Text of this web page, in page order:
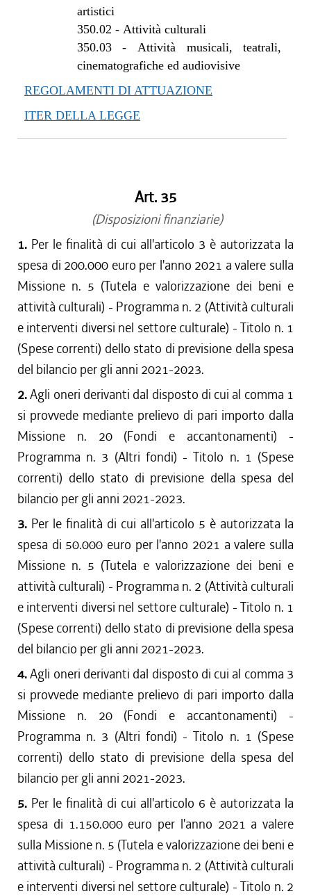
artistici
350.02 - Attività culturali
350.03-Attività musicali, teatrali,
cinematografiche ed audiovisive
REGOLAMENTI DI ATTUAZIONE
ITER DELLA LEGGE
Art. 35
(Disposizioni finanziarie)
1. Per le finalità di cui all'articolo 3 è autorizzata la
spesa di 200.000 euro per l'anno 2021 a valere sulla
Missione n. 5 (Tutela e valorizzazione dei beni e
attività culturali) - Programma n. 2 (Attività culturali
e interventi diversi nel settore culturale) - Titolo n. 1
(Spese correnti) dello stato di previsione della spesa
del bilancio per gli anni 2021-2023.
2.Agli oneri derivanti dal disposto di cui al comma 1
si provvede mediante prelievo di pari importo dalla
Missione n. 20 (Fondi e accantonamenti) -
Programma n. 3 (Altri fondi) - Titolo n. 1 (Spese
correnti) dello stato di previsione della spesa del
bilancio per gli anni 2021-2023.
3. Per le finalità di cui all'articolo 5 è autorizzata la
spesa di 50.000 euro per l'anno 2021 a valere sulla
Missione n. 5 (Tutela e valorizzazione dei beni e
attività culturali) - Programma n. 2 (Attività culturali
e interventi diversi nel settore culturale) - Titolo n. 1
(Spese correnti) dello stato di previsione della spesa
del bilancio per gli anni 2021-2023.
4.Agli oneri derivanti dal disposto di cui al comma 3
si provvede mediante prelievo di pari importo dalla
Missione n. 20 (Fondi e accantonamenti) -
Programma n. 3 (Altri fondi) - Titolo n. 1 (Spese
correnti) dello stato di previsione della spesa del
bilancio per gli anni 2021-2023.
5. Per le finalità di cui all'articolo 6 è autorizzata la
spesa di 1.150.000 euro per l'anno 2021 a valere
sulla Missione n. 5 (Tutela e valorizzazione dei beni e
attività culturali) - Programma n. 2 (Attività culturali
e interventi diversi nel settore culturale) - Titolo n. 2